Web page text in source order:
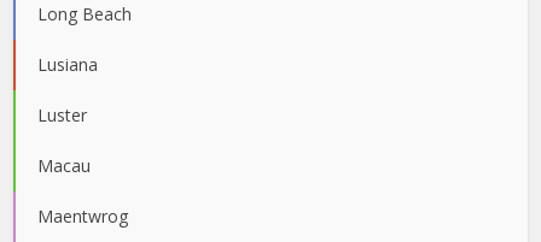
Long Beach
Lusiana
Luster
Macau
Maentwrog